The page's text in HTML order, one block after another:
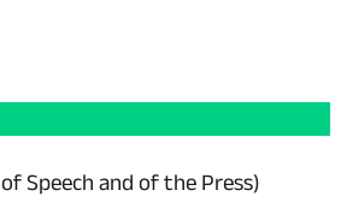
Speech and of the Press)